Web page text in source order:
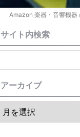
Amazon 楽器・音響機器
サイト内検索
アーカイブ